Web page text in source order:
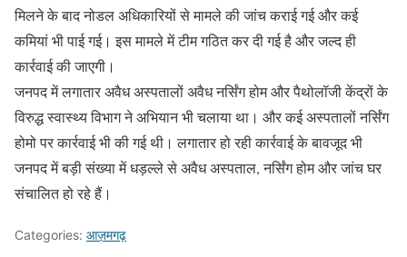
मिलने के बाद नोडल अधिकारियों से मामले की जांच कराई गई और कई
कमियां भी पाई गई। इस मामले में टीम गठित कर दी गई है और जल्द ही
कार्रवाई की जाएगी।
जनपद में लगातार अवैध अस्पतालों अवैध नर्सिंग होम और पैथोलॉजी केंद्रों के
विरुद्ध स्वास्थ्य विभाग ने अभियान भी चलाया था। और कई अस्पतालों नर्सिंग
होमो पर कार्रवाई भी की गई थी। लगातार हो रही कार्रवाई के बावजूद भी
जनपद में बड़ी संख्या में धड़ल्ले से अवैध अस्पताल, नर्सिंग होम और जांच घर
संचालित हो रहे हैं।
Categories: आज़मगढ़